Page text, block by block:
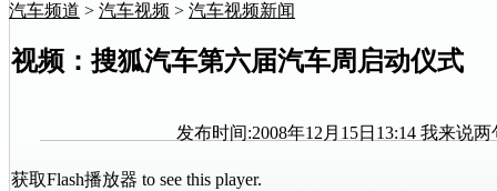
汽车频道 > 汽车视频 > 汽车视频新闻
视频：搜狐汽车第六届汽车周启动仪式
发布时间:2008年12月15日13:14 我来说两
获取Flash播放器 to see this player.